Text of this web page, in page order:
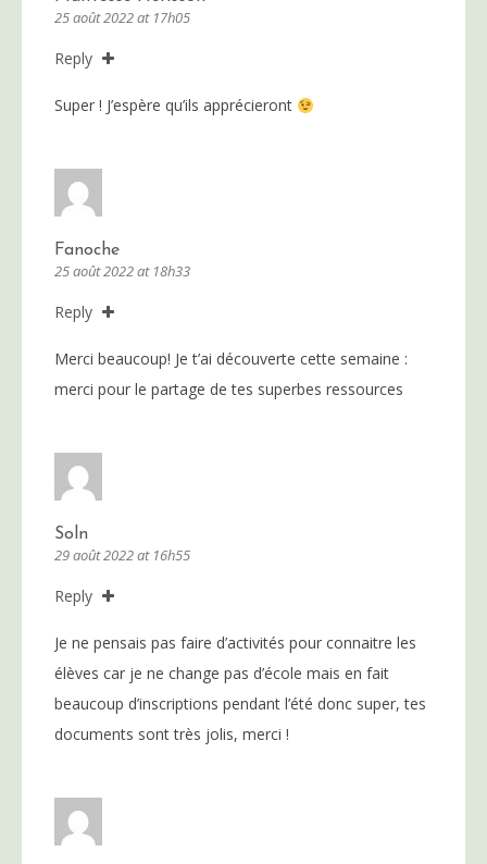
25 août 2022 at 17h05
Reply
Super ! J’espère qu’ils apprécieront
Fanoche
25 août 2022 at 18h33
Reply
Merci beaucoup! Je t’ai découverte cette semaine :
merci pour le partage de tes superbes ressources
Soln
29 août 2022 at 16h55
Reply
Je ne pensais pas faire d’activités pour connaitre les
élèves car je ne change pas d’école mais en fait
beaucoup d’inscriptions pendant l’été donc super, tes
documents sont très jolis, merci !